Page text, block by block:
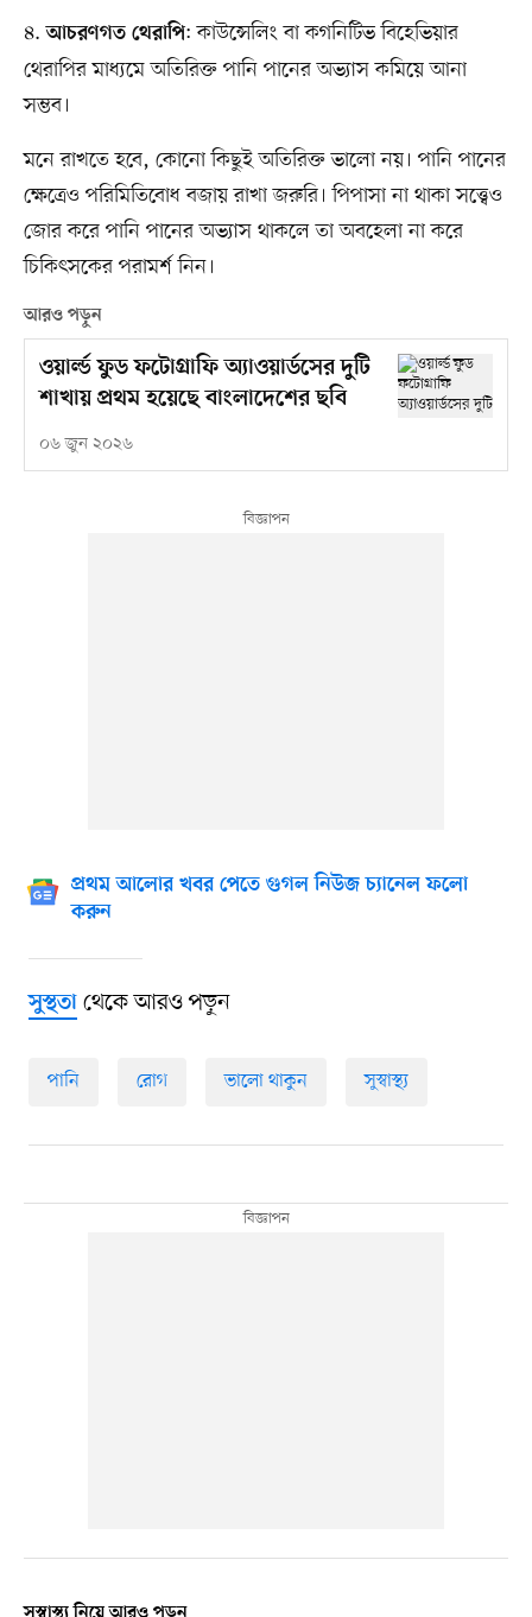
৪.আচরণগত থেরাপি: কাউন্সেলিং বা কগনিটিভ বিহেভিয়ার
থেরাপির মাধ্যমে অতিরিক্ত পানি পানের অভ্যাস কমিয়ে আনা
সম্ভব।
মনে রাখতে হবে, কোনো কিছুই অতিরিক্ত ভালো নয়। পানি পানের
ক্ষেত্রেও পরিমিতিবোধ বজায় রাখা জরুরি। পিপাসা না থাকা সত্ত্বেও
জোর করে পানি পানের অভ্যাস থাকলে তা অবহেলা না করে
চিকিৎসকের পরামর্শ নিন।
আরও পড়ুন
ওয়ার্ল্ড ফুড ফটোগ্রাফি অ্যাওয়ার্ডসের দুটি
শাখায় প্রথম হয়েছে বাংলাদেশের ছবি
০৬ জুন ২০২৬
প্রথম আলোর খবর পেতে গুগল নিউজ চ্যানেল ফলো
করুন
সুস্থতাথেকে আরও পড়ুন
পানি রোগ ভালো থাকুন সুস্বাস্থ্য